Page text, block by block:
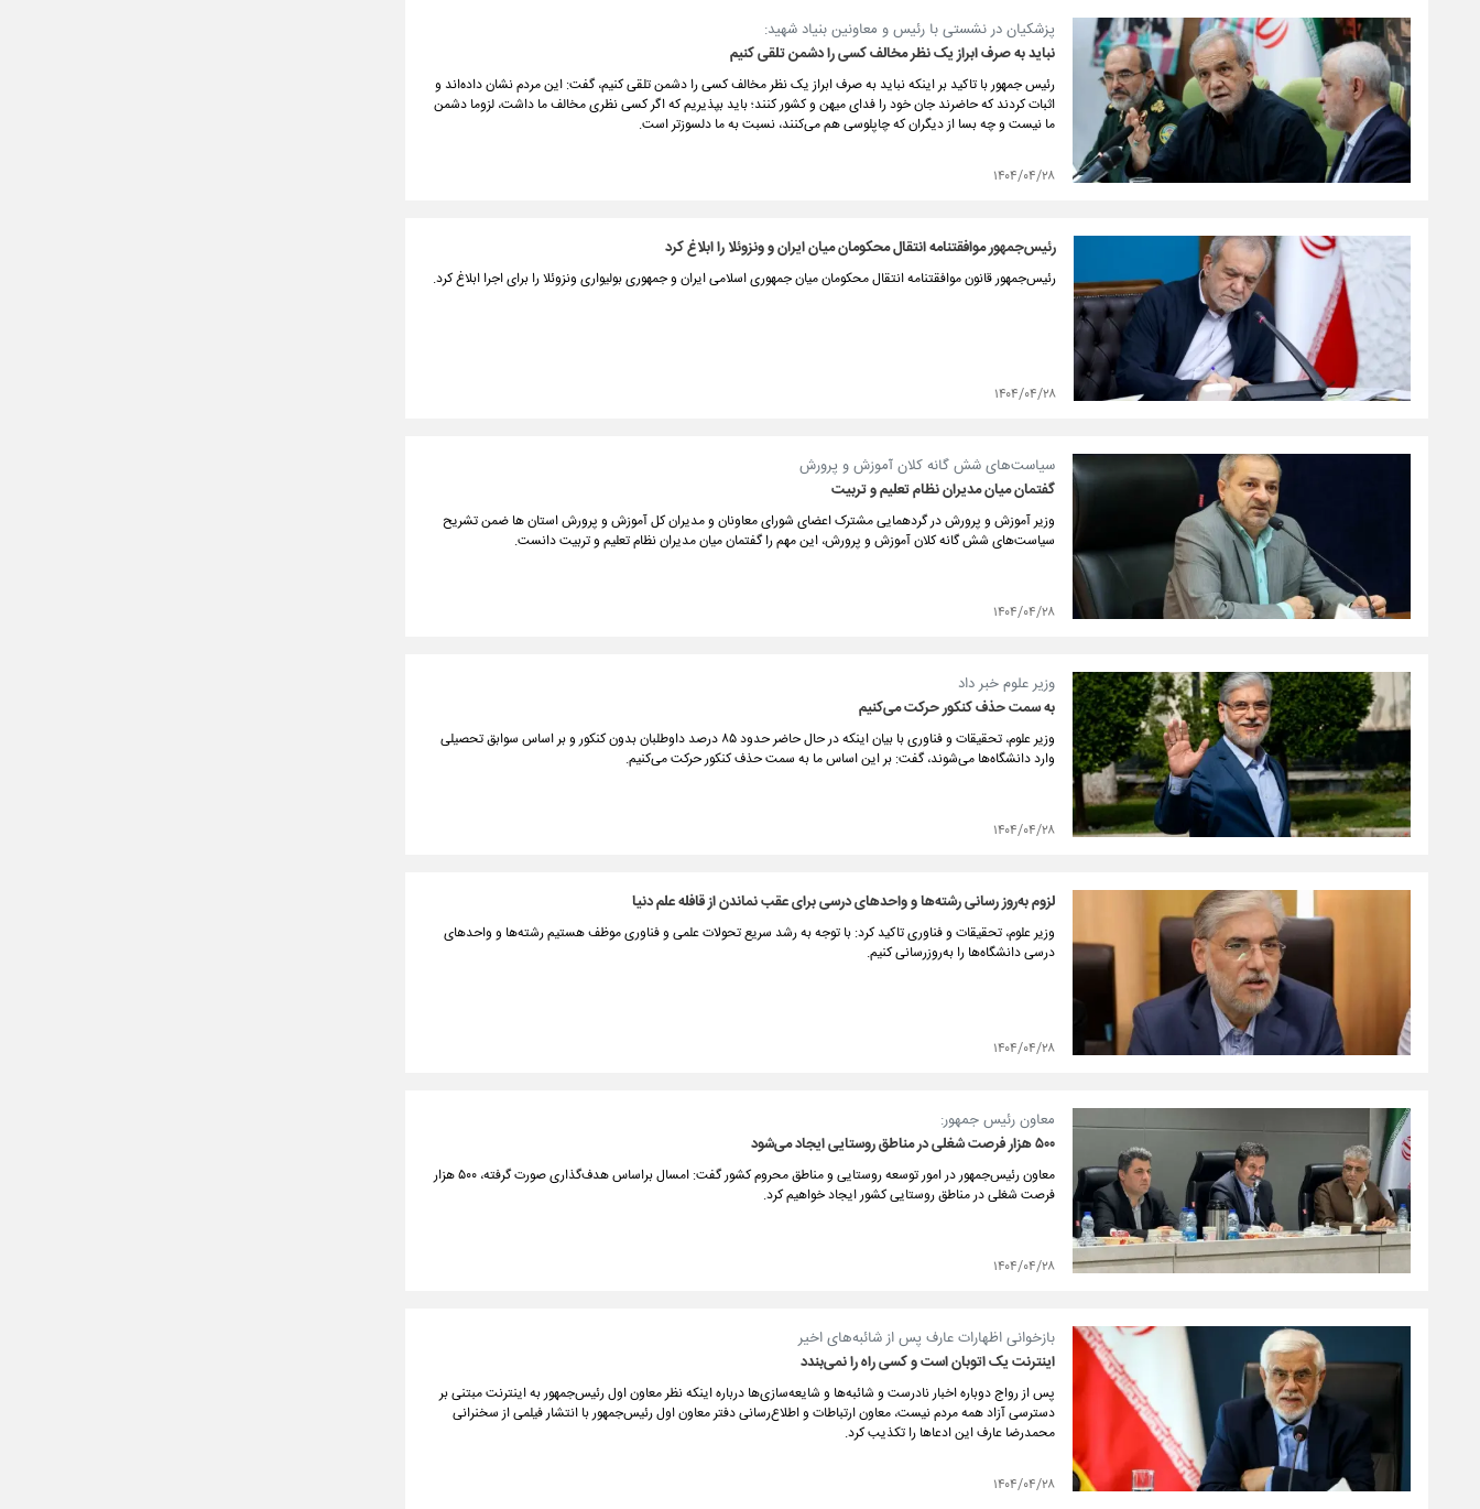
پزشکیان در نشستی با رئیس و معاونین بنیاد شهید:
نباید به صرف ابراز یک نظر مخالف کسی را دشمن تلقی کنیم
رئیس جمهور با تاکید بر اینکه نباید به صرف ابراز یک نظر مخالف کسی را دشمن تلقی کنیم، گفت: این مردم نشان داده‌اند و
اثبات کردند که حاضرند جان خود را فدای میهن و کشور کنند؛ باید بپذیریم که اگر کسی نظری مخالف ما داشت، لزوما دشمن
ما نیست و چه بسا از دیگران که چاپلوسی هم می‌کنند، نسبت به ما دلسوزتر است.
۱۴۰۴/۰۴/۲۸
رئیس‌جمهور موافقتنامه انتقال محکومان میان ایران و ونزوئلا را ابلاغ کرد
رئیس‌جمهور قانون موافقتنامه انتقال محکومان میان جمهوری اسلامی ایران و جمهوری بولیواری ونزوئلا را برای اجرا ابلاغ کرد.
۱۴۰۴/۰۴/۲۸
سیاست‌های شش گانه کلان آموزش و پرورش
گفتمان میان مدیران نظام تعلیم و تربیت
وزیر آموزش و پرورش در گردهمایی مشترک اعضای شورای معاونان و مدیران کل آموزش و پرورش استان ها ضمن تشریح
سیاست‌های شش گانه کلان آموزش و پرورش، این مهم را گفتمان میان مدیران نظام تعلیم و تربیت دانست.
۱۴۰۴/۰۴/۲۸
وزیر علوم خبر داد
به سمت حذف کنکور حرکت می‌کنیم
وزیر علوم، تحقیقات و فناوری با بیان اینکه در حال حاضر حدود ۸۵ درصد داوطلبان بدون کنکور و بر اساس سوابق تحصیلی
وارد دانشگاه‌ها می‌شوند، گفت: بر این اساس ما به سمت حذف کنکور حرکت می‌کنیم.
۱۴۰۴/۰۴/۲۸
لزوم به‌روز رسانی رشته‌ها و واحدهای درسی برای عقب نماندن از قافله علم دنیا
وزیر علوم، تحقیقات و فناوری تاکید کرد: با توجه به رشد سریع تحولات علمی و فناوری موظف هستیم رشته‌ها و واحدهای
درسی دانشگاه‌ها را به‌روزرسانی کنیم.
۱۴۰۴/۰۴/۲۸
معاون رئیس جمهور:
۵۰۰ هزار فرصت شغلی در مناطق روستایی ایجاد می‌شود
معاون رئیس‌جمهور در امور توسعه روستایی و مناطق محروم کشور گفت: امسال براساس هدف‌گذاری صورت گرفته، ۵۰۰ هزار
فرصت شغلی در مناطق روستایی کشور ایجاد خواهیم کرد.
۱۴۰۴/۰۴/۲۸
بازخوانی اظهارات عارف پس از شائبه‌های اخیر
اینترنت یک اتوبان است و کسی راه را نمی‌بندد
پس از رواج دوباره اخبار نادرست و شائبه‌ها و شایعه‌سازی‌ها درباره اینکه نظر معاون اول رئیس‌جمهور به اینترنت مبتنی بر
دسترسی آزاد همه مردم نیست، معاون ارتباطات و اطلاع‌رسانی دفتر معاون اول رئیس‌جمهور با انتشار فیلمی از سخنرانی
محمدرضا عارف این ادعاها را تکذیب کرد.
۱۴۰۴/۰۴/۲۸